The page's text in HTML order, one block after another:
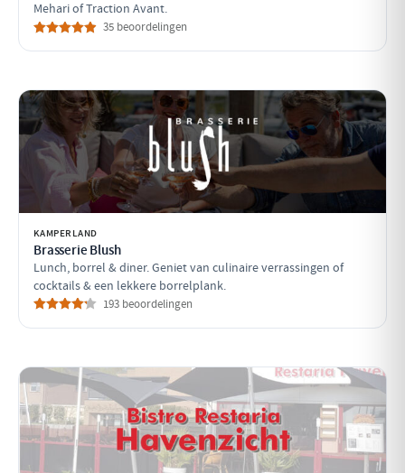
Mehari of Traction Avant.
35 beoordelingen
KAMPERLAND
Brasserie Blush
Lunch, borrel & diner. Geniet van culinaire verrassingen of
cocktails & een lekkere borrelplank.
193 beoordelingen